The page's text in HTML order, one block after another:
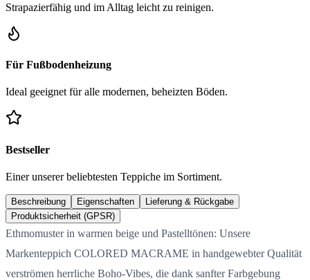
Strapazierfähig und im Alltag leicht zu reinigen.
Für Fußbodenheizung
Ideal geeignet für alle modernen, beheizten Böden.
Bestseller
Einer unserer beliebtesten Teppiche im Sortiment.
Beschreibung Eigenschaften
Lieferung & Rückgabe
Produktsicherheit (GPSR)
Ethmomuster in warmen beige und Pastelltönen: Unsere
Markenteppich COLORED MACRAME in handgewebter Qualität
verströmen herrliche Boho-Vibes, die dank sanfter Farbgebung